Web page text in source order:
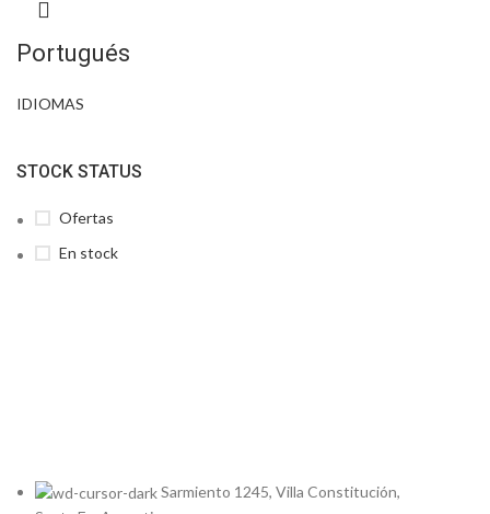
STOCK STATUS
Ofertas
En stock
Portugués
IDIOMAS
Sarmiento 1245, Villa Constitución,